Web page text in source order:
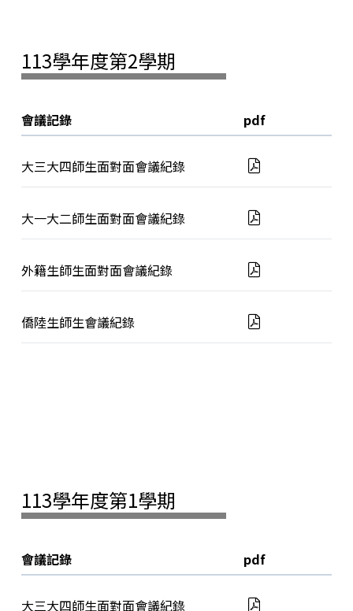
113學年度第2學期
會議記錄 pdf
大三大四師生面對面會議紀錄
大一大二師生面對面會議紀錄
外籍生師生面對面會議紀錄
僑陸生師生會議紀錄
113學年度第1學期
會議記錄 pdf
大三大四師生面對面會議紀錄